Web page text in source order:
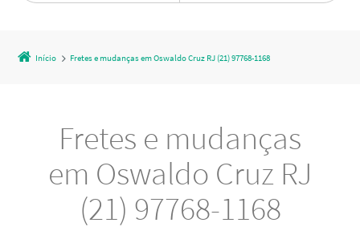
Início Fretes e mudanças em Oswaldo Cruz RJ (21) 97768-1168
Fretes e mudanças
em Oswaldo Cruz RJ
(21) 97768-1168